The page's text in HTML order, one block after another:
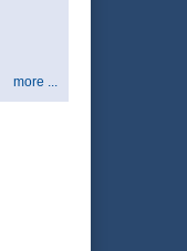
more ...